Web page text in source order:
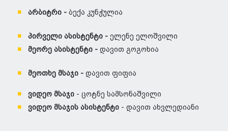
არბიტრი - ბექა კუნჭულია
პირველი ასისტენტი - ელენე ელოშვილი
მეორე ასისტენტი - დავით გოგოხია
მეოთხე მსაჯი - დავით ფიფია
ვიდეო მსაჯი - ცოტნე სამსონაშვილი
ვიდეო მსაჯის ასისტენტი - დავით ახვლედიანი